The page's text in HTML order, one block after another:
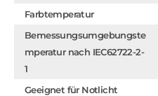
Farbtemperatur
Bemessungsumgebungste
mperatur nach IEC62722-2-
1
Geeignet für Notlicht